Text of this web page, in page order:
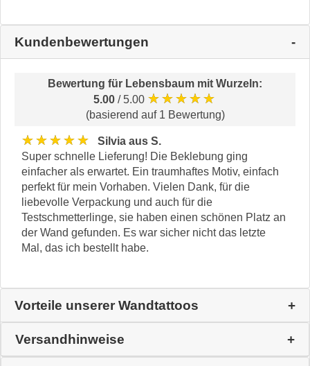
Kundenbewertungen
Bewertung für Lebensbaum mit Wurzeln:
5.00 / 5.00 ★★★★★
(basierend auf 1 Bewertung)
★★★★★
Silvia aus S.
Super schnelle Lieferung! Die Beklebung ging
einfacher als erwartet. Ein traumhaftes Motiv, einfach
perfekt für mein Vorhaben. Vielen Dank, für die
liebevolle Verpackung und auch für die
Testschmetterlinge, sie haben einen schönen Platz an
der Wand gefunden. Es war sicher nicht das letzte
Mal, das ich bestellt habe.
Vorteile unserer Wandtattoos
Versandhinweise